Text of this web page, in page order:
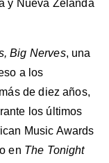
y Nueva Zelanda
Big Nerves, una
a los
de diez años,
los últimos
Music Awards
en The Tonight